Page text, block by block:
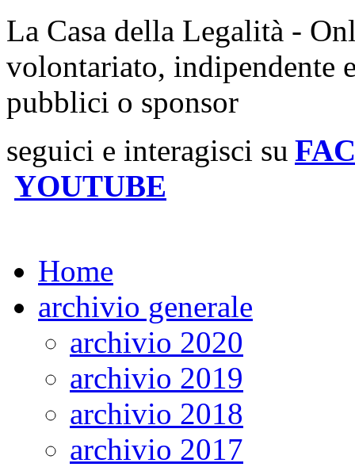
La Casa della Legalità -
volontariato, indipendente
pubblici o sponsor
seguici e interagisci su
YOUTUBE
Home
archivio generale
archivio 2020
archivio 2019
archivio 2018
archivio 2017